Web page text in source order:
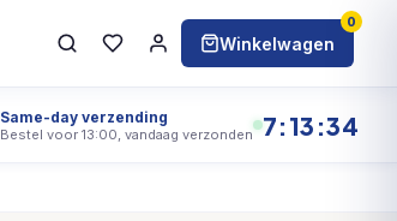
Winkelwagen
0
Same-day verzending
Bestel voor 13:00, vandaag verzonden 7:13:34